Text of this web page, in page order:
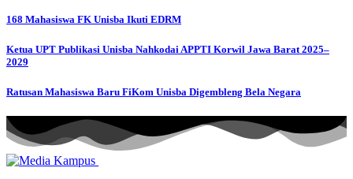
168 Mahasiswa FK Unisba Ikuti EDRM
Ketua UPT Publikasi Unisba Nahkodai APPTI Korwil Jawa Barat 2025–
2029
Ratusan Mahasiswa Baru FiKom Unisba Digembleng Bela Negara